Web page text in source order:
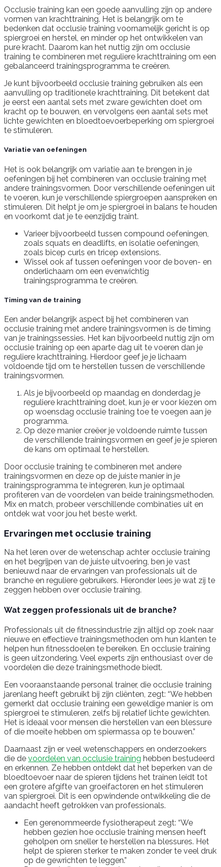
Occlusie training kan een goede aanvulling zijn op andere
vormen van krachttraining. Het is belangrijk om te
bedenken dat occlusie training voornamelijk gericht is op
spiergroei en herstel, en minder op het ontwikkelen van
pure kracht. Daarom kan het nuttig zijn om occlusie
training te combineren met reguliere krachttraining om een
gebalanceerd trainingsprogramma te creëren.
Je kunt bijvoorbeeld occlusie training gebruiken als een
aanvulling op traditionele krachttraining. Dit betekent dat
je eerst een aantal sets met zware gewichten doet om
kracht op te bouwen, en vervolgens een aantal sets met
lichte gewichten en bloedtoevoerbeperking om spiergroei
te stimuleren.
Variatie van oefeningen
Het is ook belangrijk om variatie aan te brengen in je
oefeningen bij het combineren van occlusie training met
andere trainingsvormen. Door verschillende oefeningen uit
te voeren, kun je verschillende spiergroepen aanspreken en
stimuleren. Dit helpt je om je spiergroei in balans te houden
en voorkomt dat je te eenzijdig traint.
Varieer bijvoorbeeld tussen compound oefeningen,
zoals squats en deadlifts, en isolatie oefeningen,
zoals bicep curls en tricep extensions.
Wissel ook af tussen oefeningen voor de boven- en
onderlichaam om een evenwichtig
trainingsprogramma te creëren.
Timing van de training
Een ander belangrijk aspect bij het combineren van
occlusie training met andere trainingsvormen is de timing
van je trainingssessies. Het kan bijvoorbeeld nuttig zijn om
occlusie training op een aparte dag uit te voeren dan je
reguliere krachttraining. Hierdoor geef je je lichaam
voldoende tijd om te herstellen tussen de verschillende
trainingsvormen.
Als je bijvoorbeeld op maandag en donderdag je
reguliere krachttraining doet, kun je er voor kiezen om
op woensdag occlusie training toe te voegen aan je
programma.
Op deze manier creëer je voldoende ruimte tussen
de verschillende trainingsvormen en geef je je spieren
de kans om optimaal te herstellen.
Door occlusie training te combineren met andere
trainingsvormen en deze op de juiste manier in je
trainingsprogramma te integreren, kun je optimaal
profiteren van de voordelen van beide trainingsmethoden.
Mix en match, probeer verschillende combinaties uit en
ontdek wat voor jou het beste werkt.
Ervaringen met occlusie training
Na het leren over de wetenschap achter occlusie training
en het begrijpen van de juiste uitvoering, ben je vast
benieuwd naar de ervaringen van professionals uit de
branche en reguliere gebruikers. Hieronder lees je wat zij te
zeggen hebben over occlusie training.
Wat zeggen professionals uit de branche?
Professionals uit de fitnessindustrie zijn altijd op zoek naar
nieuwe en effectieve trainingsmethoden om hun klanten te
helpen hun fitnessdoelen te bereiken. En occlusie training
is geen uitzondering. Veel experts zijn enthousiast over de
voordelen die deze trainingsmethode biedt.
Een vooraanstaande personal trainer, die occlusie training
jarenlang heeft gebruikt bij zijn cliënten, zegt: “We hebben
gemerkt dat occlusie training een geweldige manier is om
spiergroei te stimuleren, zelfs bij relatief lichte gewichten.
Het is ideaal voor mensen die herstellen van een blessure
of die moeite hebben om spiermassa op te bouwen.”
Daarnaast zijn er veel wetenschappers en onderzoekers
die de voordelen van occlusie training hebben bestudeerd
en erkennen. Ze hebben ontdekt dat het beperken van de
bloedtoevoer naar de spieren tijdens het trainen leidt tot
een grotere afgifte van groeifactoren en het stimuleren
van spiergroei. Dit is een opwindende ontwikkeling die de
aandacht heeft getrokken van professionals.
Een gerenommeerde fysiotherapeut zegt: “We
hebben gezien hoe occlusie training mensen heeft
geholpen om sneller te herstellen na blessures. Het
helpt de spieren sterker te maken zonder te veel druk
op de gewrichten te leggen.”